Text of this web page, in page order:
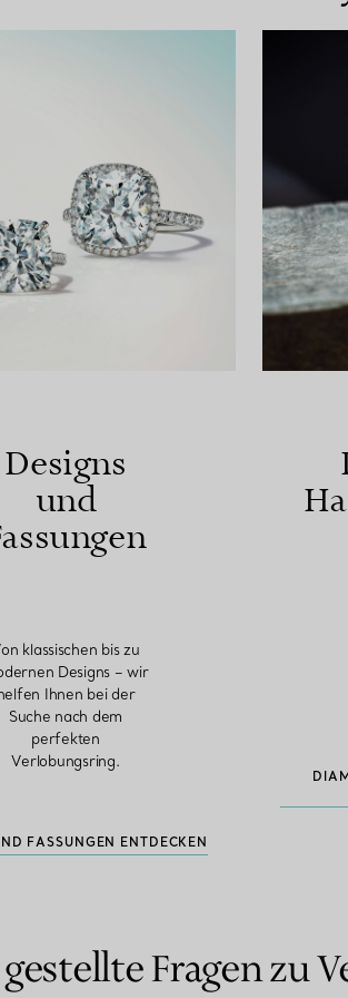
Designs
und
klassischen bis zu
Designs – wir
Ihnen bei der
Suche nach dem
perfekten
Verlobungsring.
FASSUNGEN ENTDECKEN
Fragen zu